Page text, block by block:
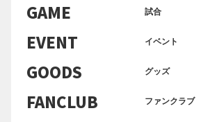
GAME 試合
EVENT イベント
GOODS グッズ
FANCLUB ファンクラブ